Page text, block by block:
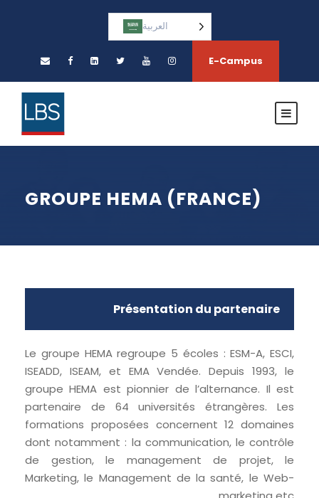
العربية‏
E-Campus
GROUPE HEMA (FRANCE)
Présentation du partenaire
Le groupe HEMA regroupe 5 écoles : ESM-A, ESCI,
ISEADD, ISEAM, et EMA Vendée. Depuis 1993, le
groupe HEMA est pionnier de l’alternance. Il est
partenaire de 64 universités étrangères. Les
formations proposées concernent 12 domaines
dont notamment : la communication, le contrôle
de gestion, le management de projet, le
Marketing, le Management de la santé, le Web-